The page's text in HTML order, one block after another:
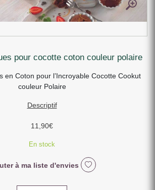
pour cocotte coton couleur polaire
en Coton pour l’Incroyable Cocotte Cookut
couleur Polaire
Descriptif
11,90€
En stock
à ma liste d'envies